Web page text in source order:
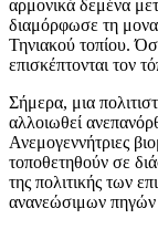
αρμονικά δεμένα
διαμόρφωσε τη
Τηνιακού τοπίου.
επισκέπτονται τον
Σήμερα, μια
αλλοιωθεί
Ανεμογεννήτριες
τοποθετηθούν σε
της πολιτικής των
ανανεώσιμων πηγών